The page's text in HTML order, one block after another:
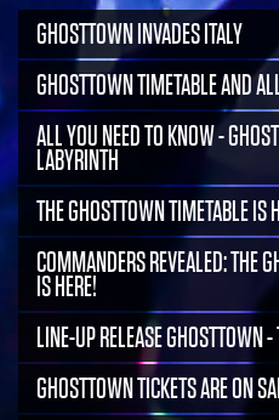
GHOSTTOWN INVADES ITALY
GHOSTTOWN TIMETABLE AND
ALL YOU NEED TO KNOW -
LABYRINTH
THE GHOSTTOWN TIMETABLE IS
COMMANDERS REVEALED: THE
IS HERE!
LINE-UP RELEASE GHOSTTOWN
GHOSTTOWN TICKETS ARE ON